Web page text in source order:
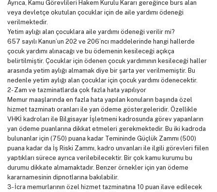
Ayrıca, Kamu Görevlileri Hakem Kurulu Kararı gereğince burs alan
veya devletçe okutulan çocuklar için de aile yardımı ödeneği
verilmektedir.
Yetim aylığı alan çocuklara aile yardımı ödeneği verilir mi?
657 sayılı Kanun’un 202 ve 206’ncı maddelerinde hangi hallerde
çocuk yardımı alınacağı ve bu ödemenin kesileceği açıkça
belirtilmiştir. Çocuklar için ödenen çocuk yardımının kesileceği haller
arasında yetim aylığı almamak diye bir şarta yer verilmemiştir. Bu
nedenle yetim aylığı alan çocuklar için çocuk yardımı ödenecektir.
2- Zam ve tazminatlarda çok fazla hata yapılıyor
Memur maaşlarında en fazla hata yapılan konuların başında özel
hizmet tazminatı oranları ile yan ödeme göstergeleridir. Özellikle
VHKİ kadroları ile Bilgisayar İşletmeni kadrosunda görev yapanların
yan ödeme puanlarına dikkat etmeleri gerekmektedir. Bu iki kadroda
bulunanlar için (750) puana kadar Temininde Güçlük Zammı (500)
puana kadar da İş Riski Zammı, kadro unvanları ile ilgili görevleri fiilen
yaptıkları sürece ayrıca verilebilecektir. Bir çok kamu kurumu bu
durumu dikkate almamaktadır. Benzer örnekler için yan ödeme
kararnamesinin dipnotlarına bakılabilir.
3- İcra memurlarının özel hizmet tazminatına 10 puan ilave edilecek